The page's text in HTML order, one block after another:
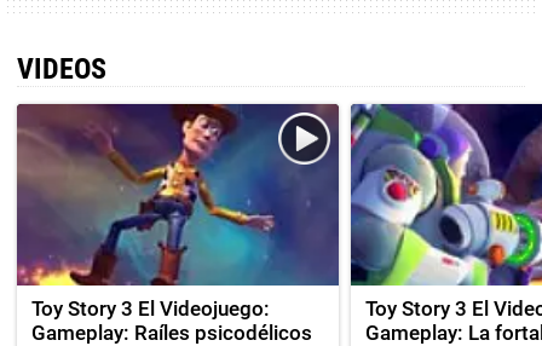
VIDEOS
Toy Story 3 El Videojuego:
Gameplay: Raíles psicodélicos
Toy Story 3 El
Gameplay: La